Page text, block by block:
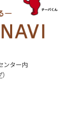
ンター内
）